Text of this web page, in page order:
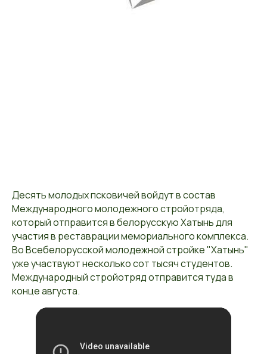
Десять молодых псковичей войдут в состав
Международного молодежного стройотряда,
который отправится в белорусскую Хатынь для
участия в реставрации мемориального комплекса.
Во Всебелорусской молодежной стройке "Хатынь"
уже участвуют несколько сот тысяч студентов.
Международный стройотряд отправится туда в
конце августа.